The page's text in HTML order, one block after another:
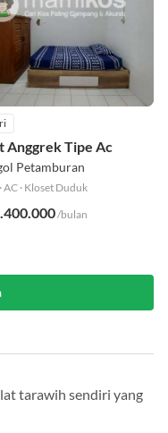
Anggrek Tipe Ac
Petamburan
·AC · Kloset Duduk
/bulan
tarawih sendiri yang